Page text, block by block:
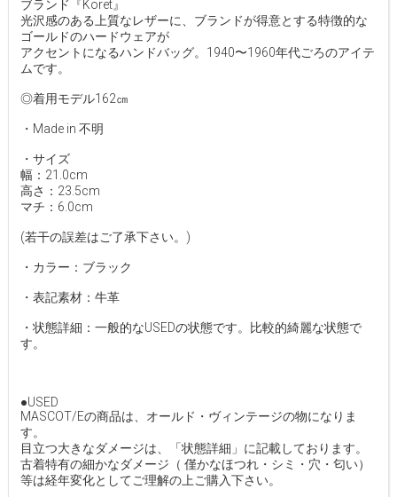
ブランド『Koret』
光沢感のある上質なレザーに、ブランドが得意とする特徴的な
ゴールドのハードウェアが
アクセントになるハンドバッグ。1940〜1960年代ごろのアイテ
ムです。
◎着用モデル162㎝
・Made in 不明
・サイズ
幅：21.0cm
高さ：23.5cm
マチ：6.0cm
(若干の誤差はご了承下さい。)
・カラー：ブラック
・表記素材：牛革
・状態詳細：一般的なUSEDの状態です。比較的綺麗な状態で
す。
●USED
MASCOT/Eの商品は、オールド・ヴィンテージの物になりま
す。
目立つ大きなダメージは、「状態詳細」に記載しております。
古着特有の細かなダメージ（ 僅かなほつれ・シミ・穴・匂い）
等は経年変化としてご理解の上ご購入下さい。